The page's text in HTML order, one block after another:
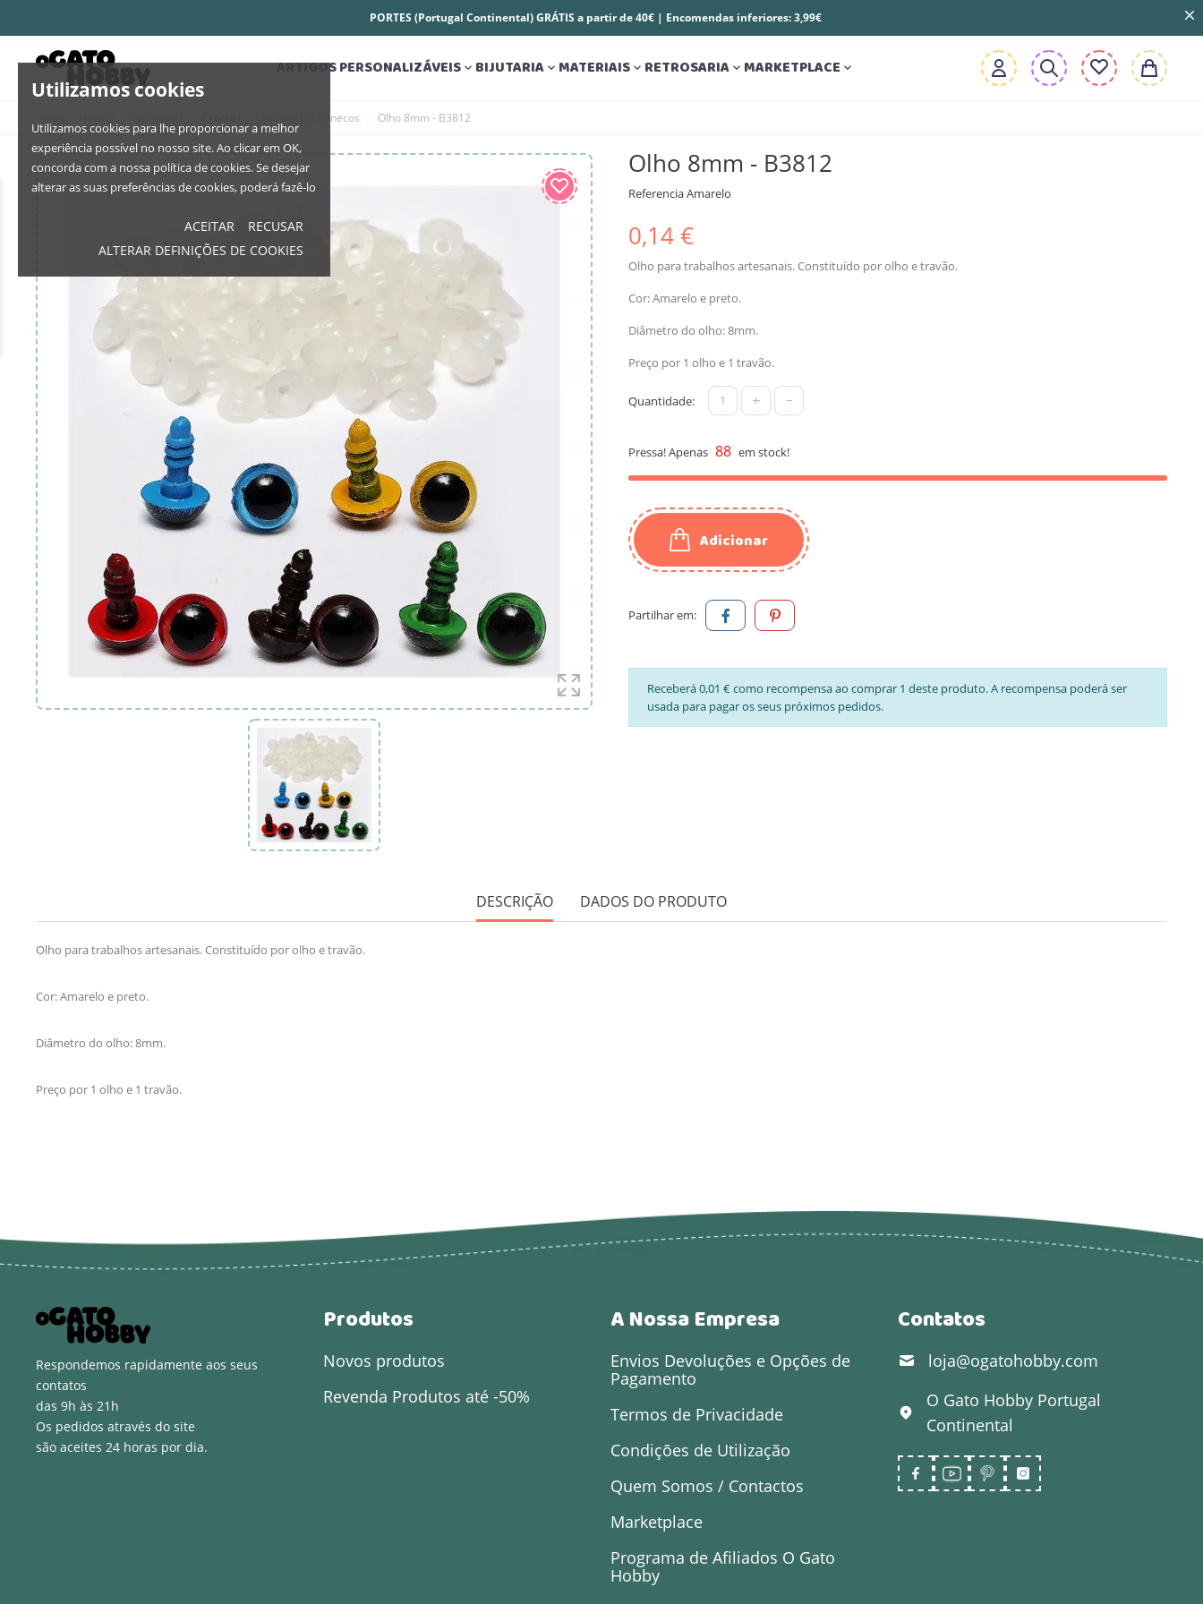
Utilizamos cookies
Utilizamos cookies para lhe proporcionar a melhor
experiência possível no nosso site. Ao clicar em OK,
concorda com a nossa política de cookies. Se desejar
alterar as suas preferências de cookies, poderá fazê-lo
ACEITAR
RECUSAR
ALTERAR DEFINIÇÕES DE COOKIES
PORTES (Portugal Continental) GRÁTIS a partir de 40€ | Encomendas inferiores: 3,99€
ARTIGOS PERSONALIZÁVEIS BIJUTARIA MATERIAIS RETROSARIA MARKETPLACE 
Acessórios Bonecos Olho 8mm - B3812
Olho 8mm - B3812
ReferenciaAmarelo
0,14 €
Olho para trabalhos artesanais. Constituído por olho e travão.
Cor: Amarelo e preto.
Diâmetro do olho: 8mm.
Preço por 1 olho e 1 travão.
Quantidade: + -
Pressa! Apenas 88 em stock!
Adicionar
Partilhar em:
Receberá 0,01 € como recompensa ao comprar 1 deste produto. A recompensa poderá ser
usada para pagar os seus próximos pedidos.
DESCRIÇÃO DADOS DO PRODUTO
Olho para trabalhos artesanais. Constituído por olho e travão.
Cor: Amarelo e preto.
Diâmetro do olho: 8mm.
Preço por 1 olho e 1 travão.
Respondemos rapidamente aos seus
contatos
das 9h às 21h
Os pedidos através do site
são aceites 24 horas por dia.
Produtos
Novos produtos
Revenda Produtos até -50%
A Nossa Empresa
Envios Devoluções e Opções de
Pagamento
Termos de Privacidade
Condições de Utilização
Quem Somos / Contactos
Marketplace
Programa de Afiliados O Gato
Hobby
Contatos
loja@ogatohobby.com
O Gato Hobby Portugal
Continental